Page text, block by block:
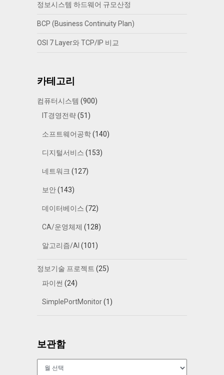
정보시스템 하드웨어 규모산정
BCP (Business Continuity Plan)
OSI 7 Layer와 TCP/IP 비교
카테고리
컴퓨터시스템 (900)
IT경영전략(51)
소프트웨어공학(140)
디지털서비스 (153)
네트워크 (127)
보안(143)
데이터베이스 (72)
CA/운영체제 (128)
알고리즘/AI (101)
정보기술 프로젝트 (25)
파이썬 (24)
SimplePortMonitor(1)
보관함